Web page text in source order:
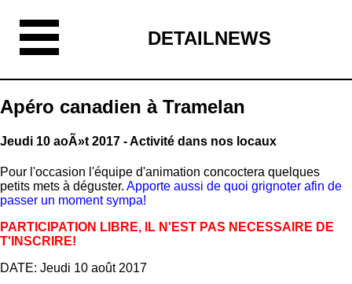
DETAILNEWS
Apéro canadien à Tramelan
Jeudi 10 aoÃ»t 2017 - Activité dans nos locaux
Pour l'occasion l'équipe d'animation concoctera quelques
petits mets à déguster. Apporte aussi de quoi grignoter afin de
passer un moment sympa!
PARTICIPATION LIBRE, IL N'EST PAS NECESSAIRE DE
T'INSCRIRE!
DATE: Jeudi 10 août 2017